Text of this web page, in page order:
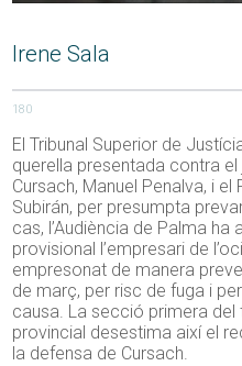
Irene Sala
180
El Tribunal Superior de
querella presentada contra
Cursach, Manuel Penalva, i el
Subirán, per presumpta
cas, l’Audiència de Palma
provisional l’empresari de
empresonat de manera
de març, per risc de fuga i
causa. La secció primera del
provincial desestima així el
la defensa de Cursach.